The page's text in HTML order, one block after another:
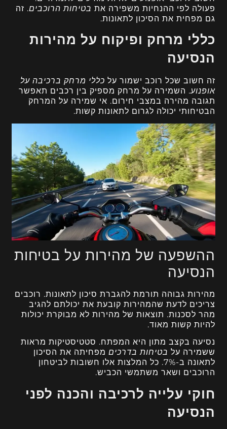
פעולה לפי ההנחיות משפירה את בטיחות הרוכבים. זה
גם מפחית את הסיכון לתאונות.
כללי מרחק ופיקוח על מהירות
הנסיעה
זה חשוב שכל רוכב ישמור על כללי מרחק ברכיבה על
אופנוע. השמירה על מרחק מספיק בין רכבים תאפשר
תגובה מהירה במצבי חירום. אי שמירה על המרחק
הבטיחותי יכולה לגרום לתאונות קשות.
ההשפעה של מהירות על בטיחות
הנסיעה
מהירות גבוהה תורמת להגברת סיכון לתאונות. רוכבים
צריכים לדעת שהמהירות קובעת את יכולתם להגיב
מהר לסכנות. תוצאות של מהירות לא מבוקרת יכולות
להיות קשות מאוד.
נסיעה בקצב מתון היא המפתח. סטטיסטיקות מראות
ששמירה על בטיחות בדרכים מפחיתה את הסיכון
לתאונה ב-7%. כל המלצות אלו חשובות לביטחון
הרוכבים ושאר משתמשי הכביש.
חוקי עלייה לרכיבה והכנה לפני
הנסיעה